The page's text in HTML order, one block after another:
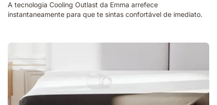
A tecnologia Cooling Outlast da Emma arrefece
instantaneamente para que te sintas confortável de imediato.